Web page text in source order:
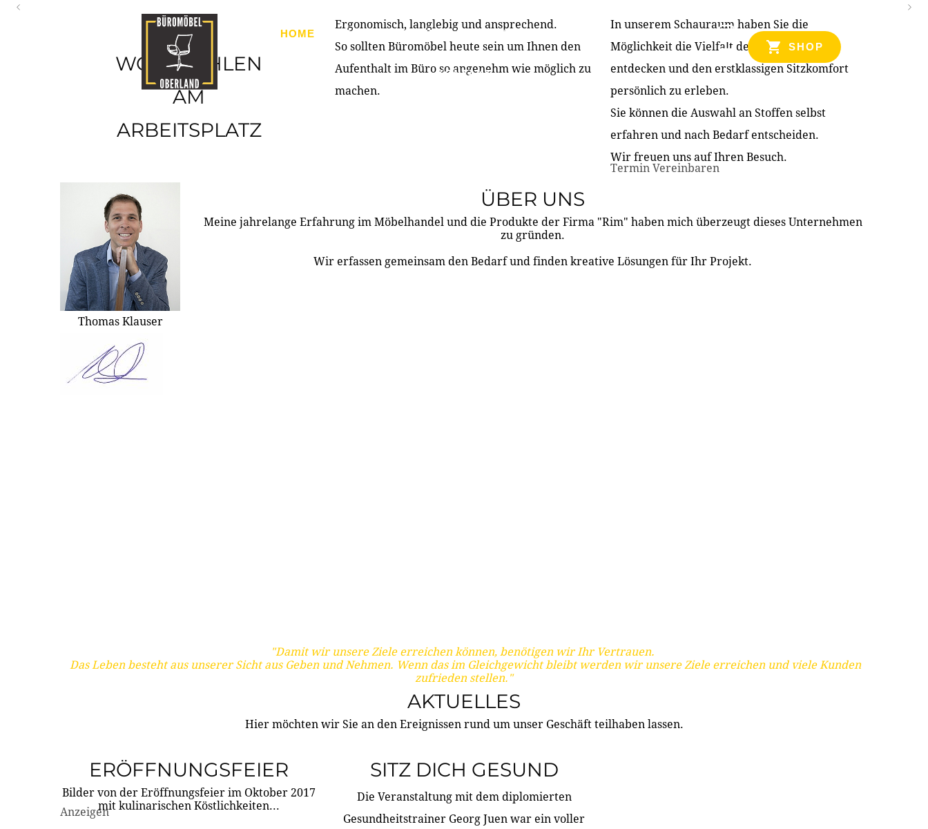
HOME PRODUKTE ÜBER UNS PARTNER & REFERENZEN
KONTAKT
SHOP
WOHLFÜHLEN
AM
ARBEITSPLATZ
Ergonomisch, langlebig und ansprechend.
So sollten Büromöbel heute sein um Ihnen den
Aufenthalt im Büro so angenehm wie möglich zu
machen.
In unserem Schauraum haben Sie die
Möglichkeit die Vielfalt der Produkte zu
entdecken und den erstklassigen Sitzkomfort
persönlich zu erleben.
Sie können die Auswahl an Stoffen selbst
erfahren und nach Bedarf entscheiden.
Wir freuen uns auf Ihren Besuch.
Termin Vereinbaren
Thomas Klauser
ÜBER UNS
Meine jahrelange Erfahrung im Möbelhandel und die Produkte der Firma "Rim" haben mich überzeugt dieses Unternehmen
zu gründen.
Wir erfassen gemeinsam den Bedarf und finden kreative Lösungen für Ihr Projekt.
"Damit wir unsere Ziele erreichen können, benötigen wir Ihr Vertrauen.
Das Leben besteht aus unserer Sicht aus Geben und Nehmen. Wenn das im Gleichgewicht bleibt werden wir unsere Ziele erreichen und viele Kunden
zufrieden stellen."
AKTUELLES
Hier möchten wir Sie an den Ereignissen rund um unser Geschäft teilhaben lassen.
ERÖFFNUNGSFEIER
Bilder von der Eröffnungsfeier im Oktober 2017
mit kulinarischen Köstlichkeiten...
Anzeigen
SITZ DICH GESUND
Die Veranstaltung mit dem diplomierten
Gesundheitstrainer Georg Juen war ein voller